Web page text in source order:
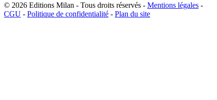
© 2026 Editions Milan - Tous droits réservés - Mentions légales -
CGU - Politique de confidentialité - Plan du site